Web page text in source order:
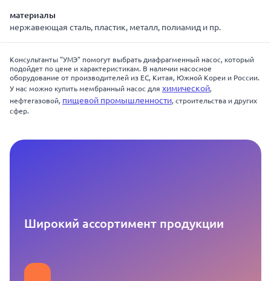
материалы
нержавеющая сталь, пластик, металл, полиамид и пр.
Консультанты "УМЭ" помогут выбрать диафрагменный насос, который
подойдет по цене и характеристикам. В наличии насосное
оборудование от производителей из ЕС, Китая, Южной Кореи и России.
У нас можно купить мембранный насос для химической,
нефтегазовой, пищевой промышленности, строительства и других
сфер.
Широкий ассортимент продукции